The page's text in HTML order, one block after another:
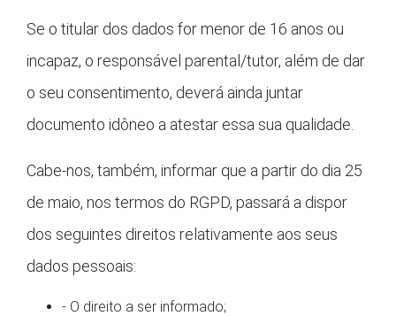
Se o titular dos dados for menor de 16 anos ou
incapaz, o responsável parental/tutor, além de dar
o seu consentimento, deverá ainda juntar
documento idôneo a atestar essa sua qualidade.
Cabe-nos, também, informar que a partir do dia 25
de maio, nos termos do RGPD, passará a dispor
dos seguintes direitos relativamente aos seus
dados pessoais:
- O direito a ser informado;